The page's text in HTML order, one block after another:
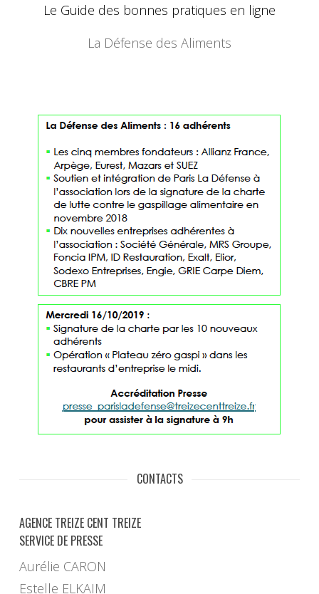
Le Guide des bonnes pratiques en ligne
La Défense des Aliments
CONTACTS
AGENCE TREIZE CENT TREIZE
SERVICE DE PRESSE
Aurélie CARON
Estelle ELKAIM